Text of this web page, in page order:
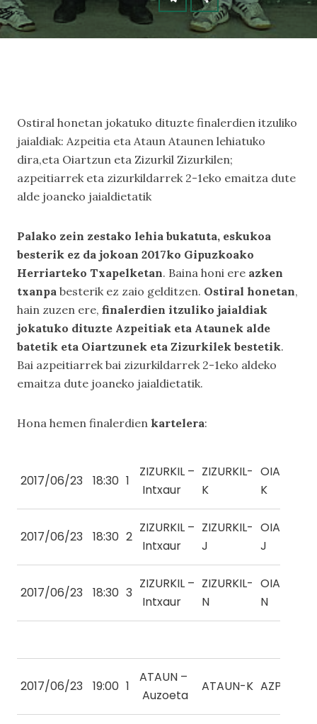
Ostiral honetan jokatuko dituzte finalerdien itzuliko
jaialdiak: Azpeitia eta Ataun Ataunen lehiatuko
dira,eta Oiartzun eta Zizurkil Zizurkilen;
azpeitiarrek eta zizurkildarrek 2-1eko emaitza dute
alde joaneko jaialdietatik
Palako zein zestako lehia bukatuta, eskukoa
besterik ez da jokoan 2017ko Gipuzkoako
Herriarteko Txapelketan. Baina honi ere azken
txanpa besterik ez zaio gelditzen. Ostiral honetan,
hain zuzen ere, finalerdien itzuliko jaialdiak
jokatuko dituzte Azpeitiak eta Ataunek alde
batetik eta Oiartzunek eta Zizurkilek bestetik.
Bai azpeitiarrek bai zizurkildarrek 2-1eko aldeko
emaitza dute joaneko jaialdietatik.
Hona hemen finalerdien kartelera:
2017/06/23 18:30 1
ZIZURKIL –
Intxaur
ZIZURKIL-
K
K
2017/06/23 18:30 2
ZIZURKIL –
Intxaur
ZIZURKIL-
J
J
2017/06/23 18:30 3
ZIZURKIL –
Intxaur
ZIZURKIL-
N
N
2017/06/23 19:00 1
ATAUN –
Auzoeta
ATAUN-K